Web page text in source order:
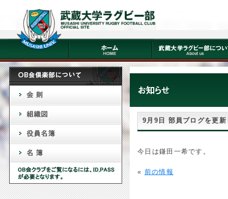
9月9日 部員ブログを更
今日は鎌田一希です。
« 前の情報